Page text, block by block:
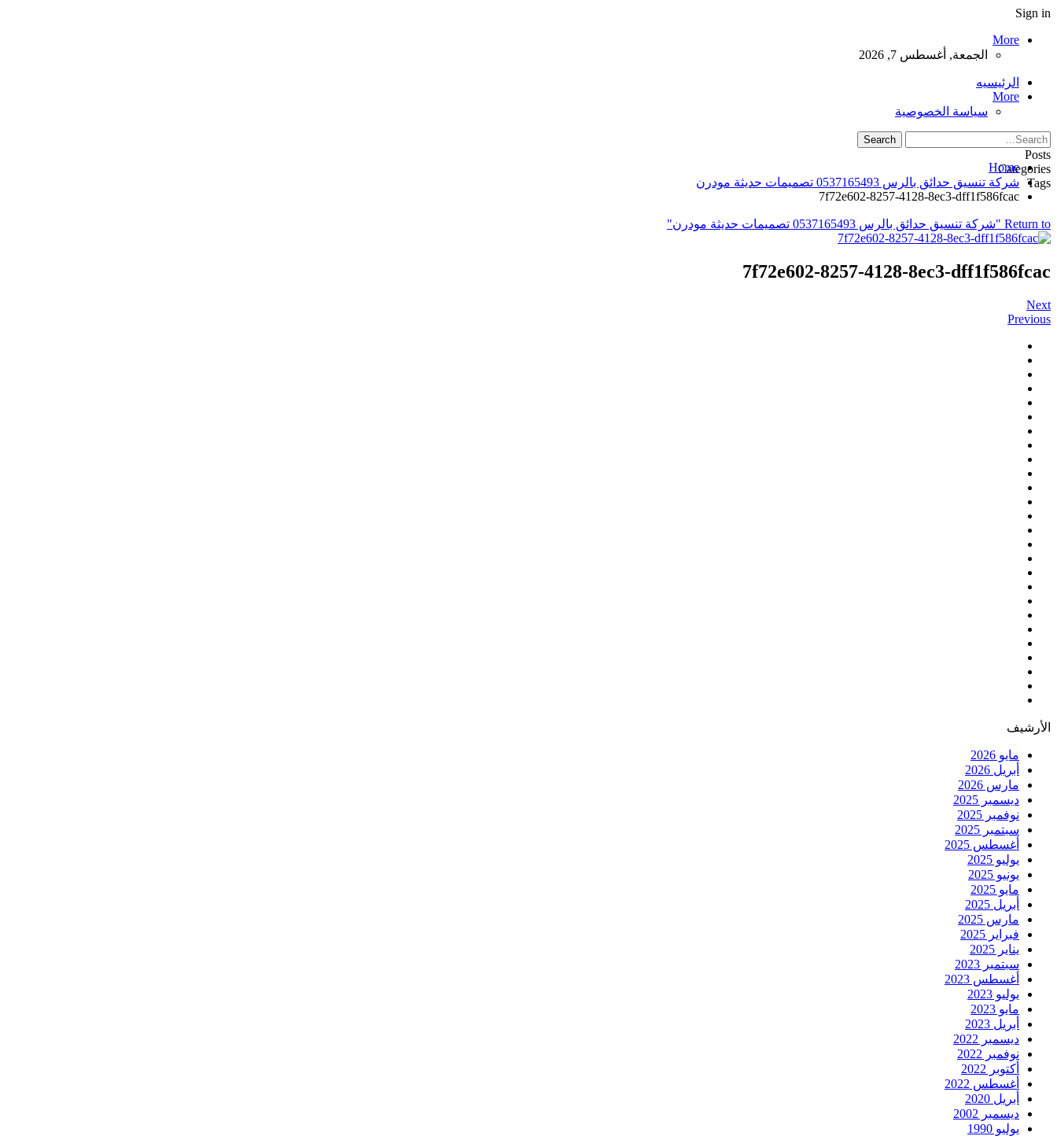
Sign in
More
الجمعة, أغسطس 7, 2026
الرئيسيه
More
سياسة الخصوصية
Posts
Categories
Tags
Home
شركة تنسيق حدائق بالرس 0537165493 تصميمات حديثة مودرن
7f72e602-8257-4128-8ec3-dff1f586fcac
Return to "شركة تنسيق حدائق بالرس 0537165493 تصميمات حديثة مودرن"
7f72e602-8257-4128-8ec3-dff1f586fcac
Next
Previous
الأرشيف
مايو 2026
أبريل 2026
مارس 2026
ديسمبر 2025
نوفمبر 2025
سبتمبر 2025
أغسطس 2025
يوليو 2025
يونيو 2025
مايو 2025
أبريل 2025
مارس 2025
فبراير 2025
يناير 2025
سبتمبر 2023
أغسطس 2023
يوليو 2023
مايو 2023
أبريل 2023
ديسمبر 2022
نوفمبر 2022
أكتوبر 2022
أغسطس 2022
أبريل 2020
ديسمبر 2002
يوليو 1990